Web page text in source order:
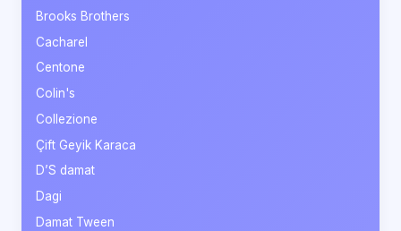
Brooks Brothers
Cacharel
Centone
Colin's
Collezione
Çift Geyik Karaca
D’S damat
Dagi
Damat Tween